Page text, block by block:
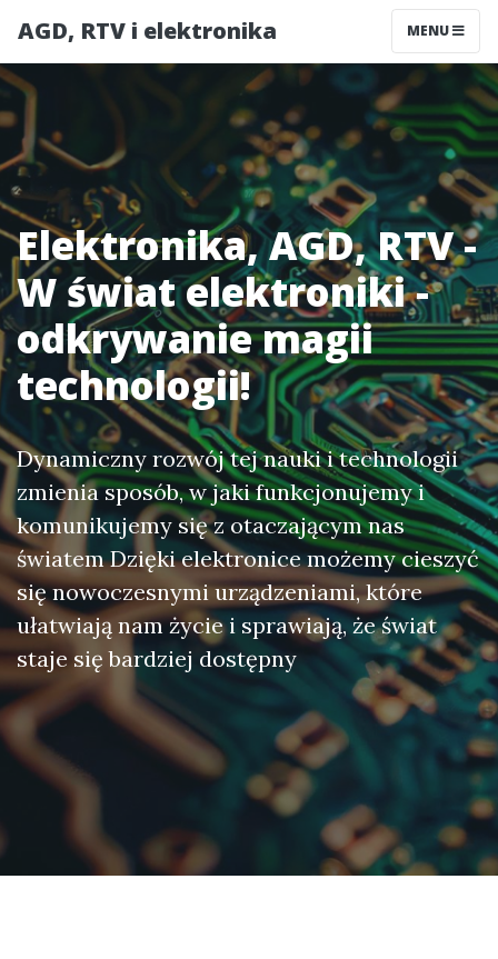
AGD, RTV i elektronika MENU
Elektronika, AGD, RTV -
W świat elektroniki -
odkrywanie magii
technologii!
Dynamiczny rozwój tej nauki i technologii
zmienia sposób, w jaki funkcjonujemy i
komunikujemy się z otaczającym nas
światem Dzięki elektronice możemy cieszyć
się nowoczesnymi urządzeniami, które
ułatwiają nam życie i sprawiają, że świat
staje się bardziej dostępny